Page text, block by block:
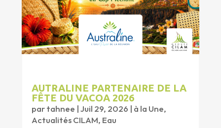
AUTRALINE PARTENAIRE DE LA
FÊTE DU VACOA 2026
partahnee |Juil 29, 2026 | à la Une,
Actualités CILAM, Eau